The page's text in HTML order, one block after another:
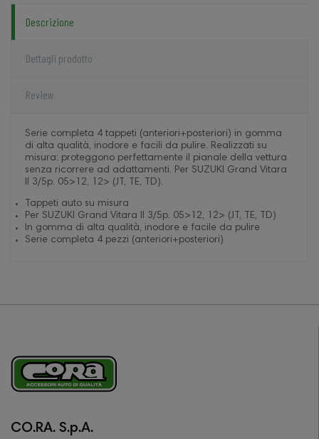
Descrizione
Dettagli prodotto
Review
Serie completa 4 tappeti (anteriori+posteriori) in gomma
di alta qualità, inodore e facili da pulire. Realizzati su
misura: proteggono perfettamente il pianale della vettura
senza ricorrere ad adattamenti. Per SUZUKI Grand Vitara
II 3/5p. 05>12, 12> (JT, TE, TD).
Tappeti auto su misura
Per SUZUKI Grand Vitara II 3/5p. 05>12, 12> (JT, TE, TD)
In gomma di alta qualità, inodore e facile da pulire
Serie completa 4 pezzi (anteriori+posteriori)
CO.RA. S.p.A.